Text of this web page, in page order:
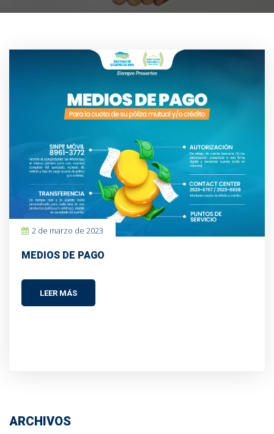
2 de marzo de 2023
MEDIOS DE PAGO
LEER MÁS
ARCHIVOS